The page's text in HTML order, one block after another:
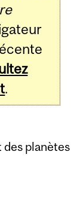
.
des planètes